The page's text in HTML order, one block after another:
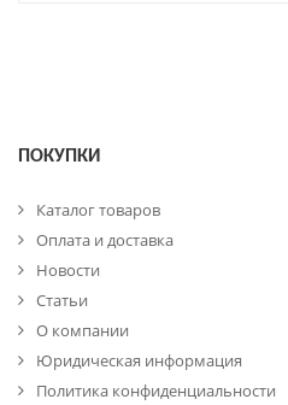
ПОКУПКИ
Каталог товаров
Оплата и доставка
Новости
Статьи
О компании
Юридическая информация
Политика конфиденциальности